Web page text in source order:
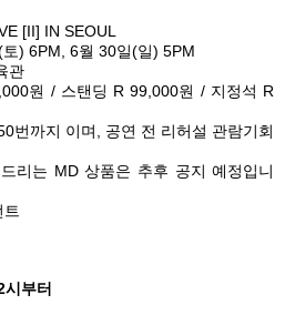
[II] IN SEOUL
토) 6PM, 6월 30일(일) 5PM
관
원 / 스탠딩 R 99,000원 / 지정석 R
번까지 이며
공연 전 리허설 관람기회
리는 MD상품은 추후 공지 예정입니
시부터